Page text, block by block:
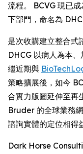
流程。 BCVG 現已
下部門，命名為
是次收購建立整合式
DHCG 以病人為本、
繼近期與
策略擴展後，如今
合實力版圖延伸至再
Bruder 的全球業務
諮詢實體的定位相得
Dark Horse